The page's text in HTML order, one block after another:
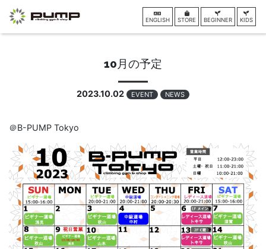
ENGLISH STORE BEGINNER KIDS
10月の予定
2023.10.02 EVENT NEWS
＠B-PUMP Tokyo